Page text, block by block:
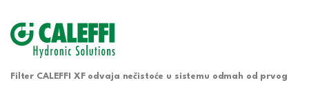
Filter CALEFFI XF odvaja nečistoće u sistemu odmah od prvog